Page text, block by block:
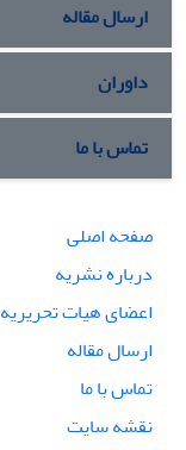
ارسال مقاله
داوران
تماس با ما
صفحه اصلی
درباره نشریه
اعضای هیات تحریریه
ارسال مقاله
تماس با ما
نقشه سایت